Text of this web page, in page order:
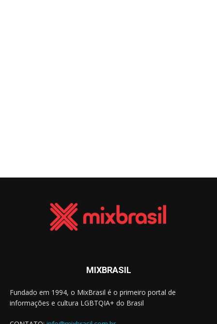
MIXBRASIL
Fundado em 1994, o MixBrasil é o primeiro portal de
informações e cultura LGBTQIA+ do Brasil